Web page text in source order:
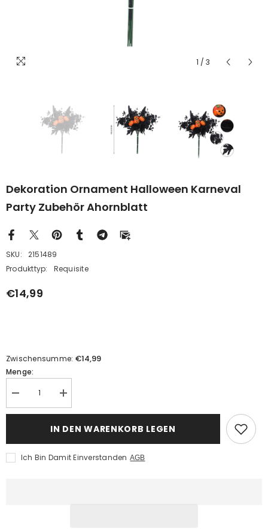
1 / 3
Dekoration Ornament Halloween Karneval
Party Zubehör Ahornblatt
SKU:
2151489
Produkttyp:
Requisite
€14,99
Zwischensumme: €14,99
Menge:
verringern
für
Dekoration
Halloween
Karneval
Party
Menge
erhöhen
für
Dekoration
Ornament
Halloween
Party
IN DEN WARENKORB LEGEN
Ich Bin Damit Einverstanden AGB